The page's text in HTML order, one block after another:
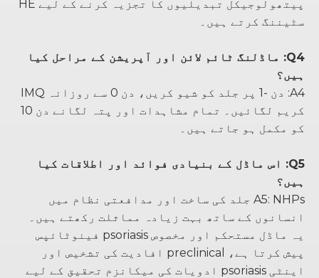
پیتھولوجیکل تبدیلیوں کا تجزیہ کرنے کے لیے HE
سٹیننگ کرتے ہیں۔
Q4: ماڈلنگ ٹائم لائن اور آپریشن کے مراحل کیا
ہیں؟
A4: دن -1 پر جلد کو شیو کریں، دن 0 سے روزانہ IMQ
کریم لگائیں۔ تمام مشاہدات اور پتہ لگانے دن 10
کو مکمل ہو جاتے ہیں۔
Q5: اس ماڈل کے بنیادی فوائد اور اطلاقات کیا
ہیں؟
A5: NHPs جلد کی ساخت اور مدافعتی نظام میں
انسانوں کے ساتھ بہت زیادہ مماثلت رکھتے ہیں۔
یہ ماڈل مستحکم اور مخصوص psoriasis فینوٹائپس
پیش کرتا ہے، preclinical افادیت کی تشخیص اور
اینٹی psoriasis ادویات کی میکانزم تحقیق کے لیے